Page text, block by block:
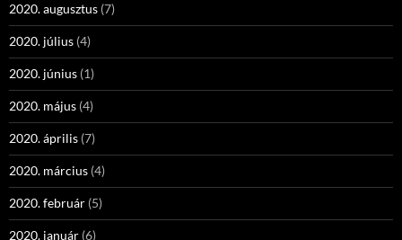
2020. augusztus (7)
2020. július (4)
2020. június (1)
2020. május (4)
2020. április (7)
2020. március (4)
2020. február (5)
2020. január (6)